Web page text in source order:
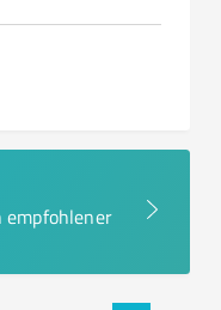
empfohlener